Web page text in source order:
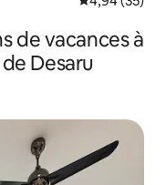
de vacances à
Desaru